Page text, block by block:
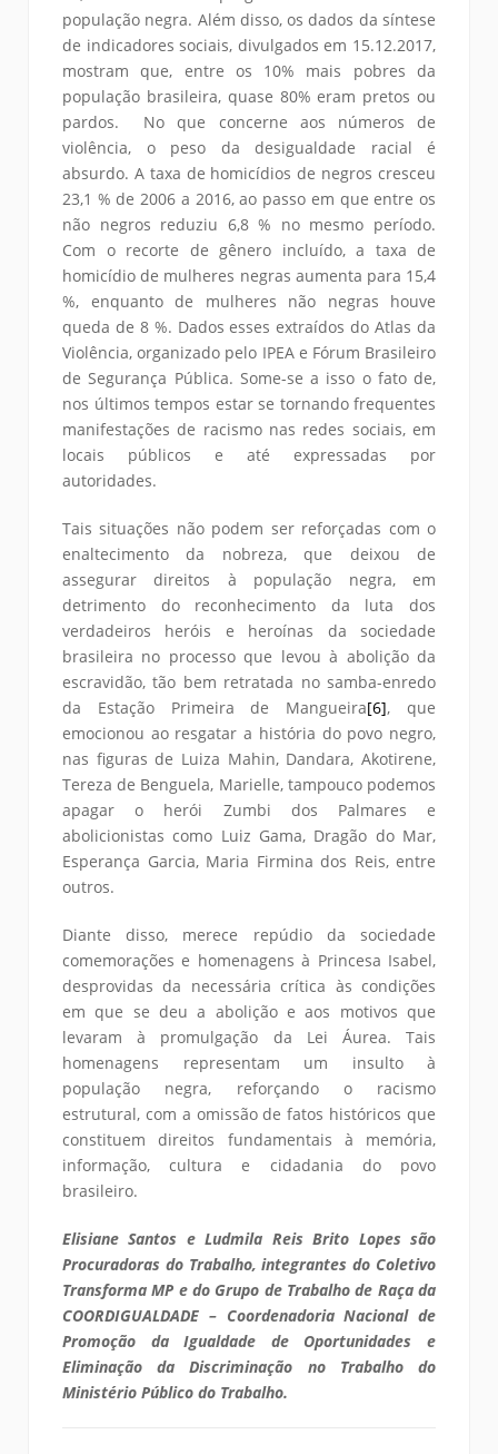
população negra. Além disso, os dados da síntese
de indicadores sociais, divulgados em 15.12.2017,
mostram que, entre os 10% mais pobres da
população brasileira, quase 80% eram pretos ou
pardos. No que concerne aos números de
violência, o peso da desigualdade racial é
absurdo. A taxa de homicídios de negros cresceu
23,1 % de 2006 a 2016, ao passo em que entre os
não negros reduziu 6,8 % no mesmo período.
Com o recorte de gênero incluído, a taxa de
homicídio de mulheres negras aumenta para 15,4
%, enquanto de mulheres não negras houve
queda de 8 %. Dados esses extraídos do Atlas da
Violência, organizado pelo IPEA e Fórum Brasileiro
de Segurança Pública. Some-se a isso o fato de,
nos últimos tempos estar se tornando frequentes
manifestações de racismo nas redes sociais, em
locais públicos e até expressadas por
autoridades.
Tais situações não podem ser reforçadas com o
enaltecimento da nobreza, que deixou de
assegurar direitos à população negra, em
detrimento do reconhecimento da luta dos
verdadeiros heróis e heroínas da sociedade
brasileira no processo que levou à abolição da
escravidão, tão bem retratada no samba-enredo
da Estação Primeira de Mangueira[6], que
emocionou ao resgatar a história do povo negro,
nas figuras de Luiza Mahin, Dandara, Akotirene,
Tereza de Benguela, Marielle, tampouco podemos
apagar o herói Zumbi dos Palmares e
abolicionistas como Luiz Gama, Dragão do Mar,
Esperança Garcia, Maria Firmina dos Reis, entre
outros.
Diante disso, merece repúdio da sociedade
comemorações e homenagens à Princesa Isabel,
desprovidas da necessária crítica às condições
em que se deu a abolição e aos motivos que
levaram à promulgação da Lei Áurea. Tais
homenagens representam um insulto à
população negra, reforçando o racismo
estrutural, com a omissão de fatos históricos que
constituem direitos fundamentais à memória,
informação, cultura e cidadania do povo
brasileiro.
Elisiane Santos e Ludmila Reis Brito Lopes são
Procuradoras do Trabalho, integrantes do Coletivo
Transforma MP e do Grupo de Trabalho de Raça da
COORDIGUALDADE – Coordenadoria Nacional de
Promoção da Igualdade de Oportunidades e
Eliminação da Discriminação no Trabalho do
Ministério Público do Trabalho.